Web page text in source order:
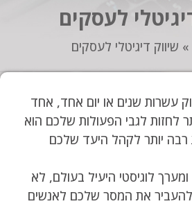
לעסקים
» שיווק דיגיטלי לעסקים
עשרות שנים או יום אחד, אחד
לחזות לגבי הפעולות שלכם הוא
רבה יותר לקהל היעד שלכם
לוגיסטי היעיל בעולם, לא
להעביר את המסר שלכם לאנשים